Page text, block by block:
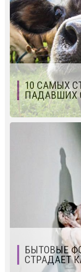
10 САМЫХ
ПАДАВШИХ
БЫТОВЫЕ
СТРАДАЕТ